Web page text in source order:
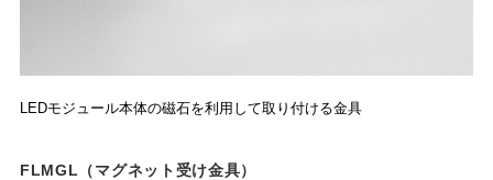
LEDモジュール本体の磁石を利用して取り付ける金具
FLMGL（マグネット受け金具）